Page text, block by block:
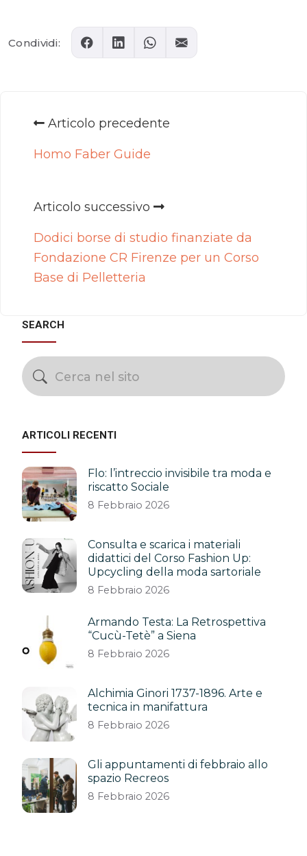
Condividi:
Articolo precedente
Homo Faber Guide
Articolo successivo
Dodici borse di studio finanziate da
Fondazione CR Firenze per un Corso
Base di Pelletteria
SEARCH
ARTICOLI RECENTI
Flo: l’intreccio invisibile tra moda e
riscatto Sociale
8 Febbraio 2026
Consulta e scarica i materiali
didattici del Corso Fashion Up:
Upcycling della moda sartoriale
8 Febbraio 2026
Armando Testa: La Retrospettiva
“Cucù-Tetè” a Siena
8 Febbraio 2026
Alchimia Ginori 1737-1896. Arte e
tecnica in manifattura
8 Febbraio 2026
Gli appuntamenti di febbraio allo
spazio Recreos
8 Febbraio 2026